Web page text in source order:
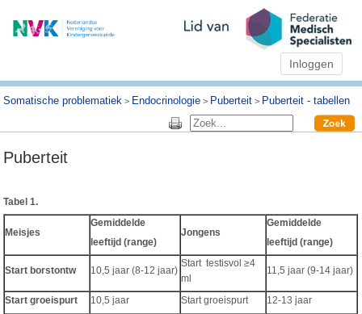
Inloggen
Somatische problematiek > Endocrinologie > Puberteit > Puberteit - tabellen
Puberteit
Tabel 1.
Meisjes
Gemiddelde
leeftijd (range)
Jongens
Gemiddelde
leeftijd (range)
Start borstontw 10,5 jaar (8-12 jaar)
Start testisvol ≥4
ml
11,5 jaar (9-14 jaar)
Start groeispurt 10,5 jaar Start groeispurt
12-13 jaar